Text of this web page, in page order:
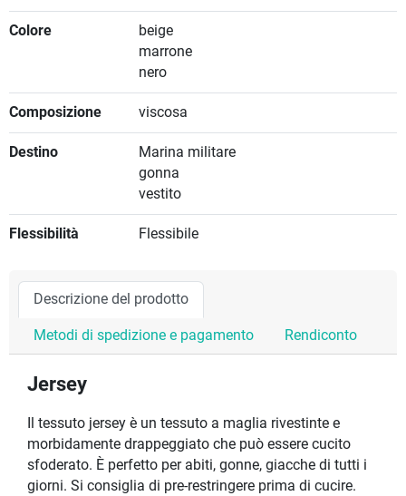
Colore
beige
marrone
nero
Composizione viscosa
Destino
Marina militare
gonna
vestito
Flessibilità Flessibile
Descrizione del prodotto
Metodi di spedizione e pagamento Rendiconto
Jersey
Il tessuto jersey è un tessuto a maglia rivestinte e
morbidamente drappeggiato che può essere cucito
sfoderato. È perfetto per abiti, gonne, giacche di tutti i
giorni. Si consiglia di pre-restringere prima di cucire.